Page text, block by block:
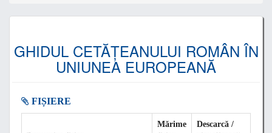
GHIDUL CETĂȚEANULUI ROMÂN ÎN
UNIUNEA EUROPEANĂ
FIȘIERE
Mărime
Descarcă /